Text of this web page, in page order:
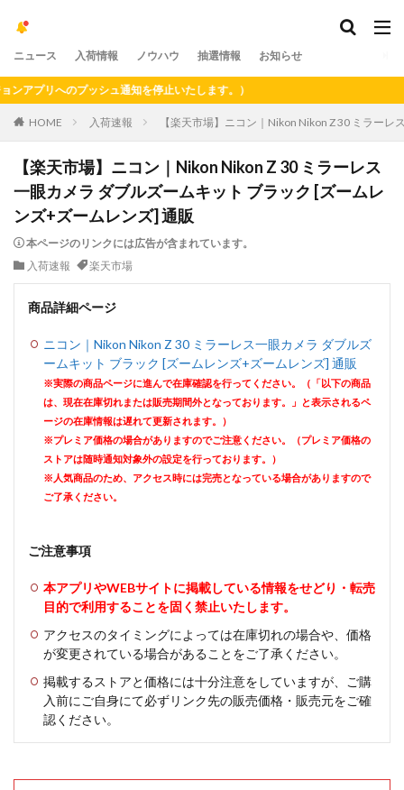
ニュース 入荷情報 ノウハウ 抽選情報 お知らせ
リへのプッシュ通知を停止いたします。）
HOME 入荷速報 【楽天市場】ニコン｜Nikon Nikon Z 30 ミラー
【楽天市場】ニコン｜Nikon Nikon Z 30 ミラーレス
一眼カメラ ダブルズームキット ブラック [ズームレ
ンズ+ズームレンズ] 通販
本ページのリンクには広告が含まれています。
入荷速報
楽天市場
商品詳細ページ
ニコン｜Nikon Nikon Z 30 ミラーレス一眼カメラ ダブルズ
ームキット ブラック [ズームレンズ+ズームレンズ] 通販
※実際の商品ページに進んで在庫確認を行ってください。（「以下の商品
は、現在在庫切れまたは販売期間外となっております。」と表示されるペ
ージの在庫情報は遅れて更新されます。）
※プレミア価格の場合がありますのでご注意ください。（プレミア価格の
ストアは随時通知対象外の設定を行っております。）
※人気商品のため、アクセス時には完売となっている場合がありますので
ご了承ください。
ご注意事項
本アプリやWEBサイトに掲載している情報をせどり・転売
目的で利用することを固く禁止いたします。
アクセスのタイミングによっては在庫切れの場合や、価格
が変更されている場合があることをご了承ください。
掲載するストアと価格には十分注意をしていますが、ご購
入前にご自身にて必ずリンク先の販売価格・販売元をご確
認ください。